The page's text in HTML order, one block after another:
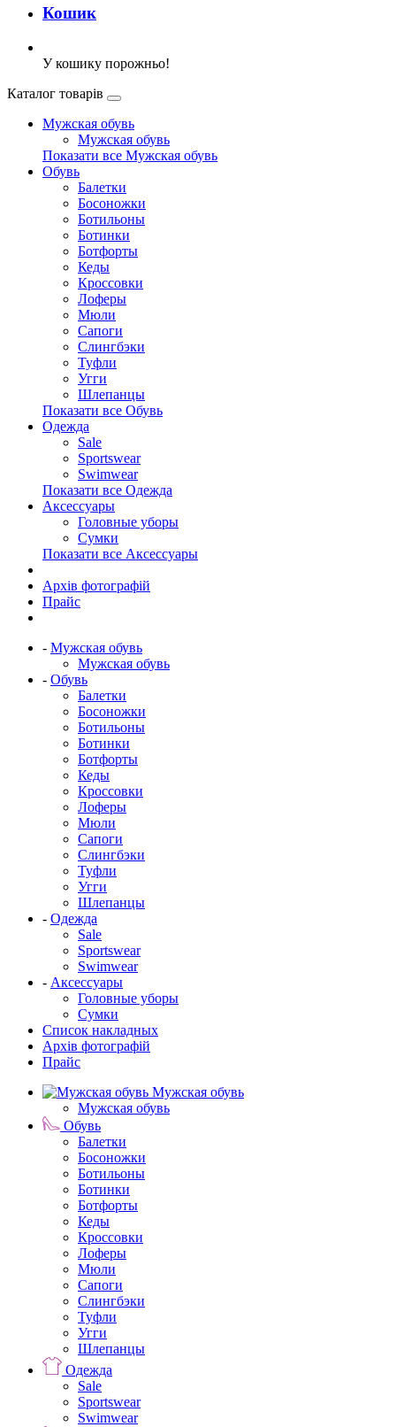
Кошик
У кошику порожньо!
Каталог товарів
Мужская обувь
Мужская обувь
Показати все Мужская обувь
Обувь
Балетки
Босоножки
Ботильоны
Ботинки
Ботфорты
Кеды
Кроссовки
Лоферы
Мюли
Сапоги
Слингбэки
Туфли
Угги
Шлепанцы
Показати все Обувь
Одежда
Sale
Sportswear
Swimwear
Показати все Одежда
Аксессуары
Головные уборы
Сумки
Показати все Аксессуары
Архів фотографій
Прайс
- Мужская обувь
Мужская обувь
- Обувь
Балетки
Босоножки
Ботильоны
Ботинки
Ботфорты
Кеды
Кроссовки
Лоферы
Мюли
Сапоги
Слингбэки
Туфли
Угги
Шлепанцы
- Одежда
Sale
Sportswear
Swimwear
- Аксессуары
Головные уборы
Сумки
Список накладных
Архів фотографій
Прайс
Мужская обувь
Мужская обувь
Обувь
Балетки
Босоножки
Ботильоны
Ботинки
Ботфорты
Кеды
Кроссовки
Лоферы
Мюли
Сапоги
Слингбэки
Туфли
Угги
Шлепанцы
Одежда
Sale
Sportswear
Swimwear